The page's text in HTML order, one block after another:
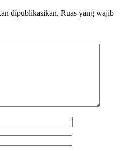
dipublikasikan. Ruas yang wajib